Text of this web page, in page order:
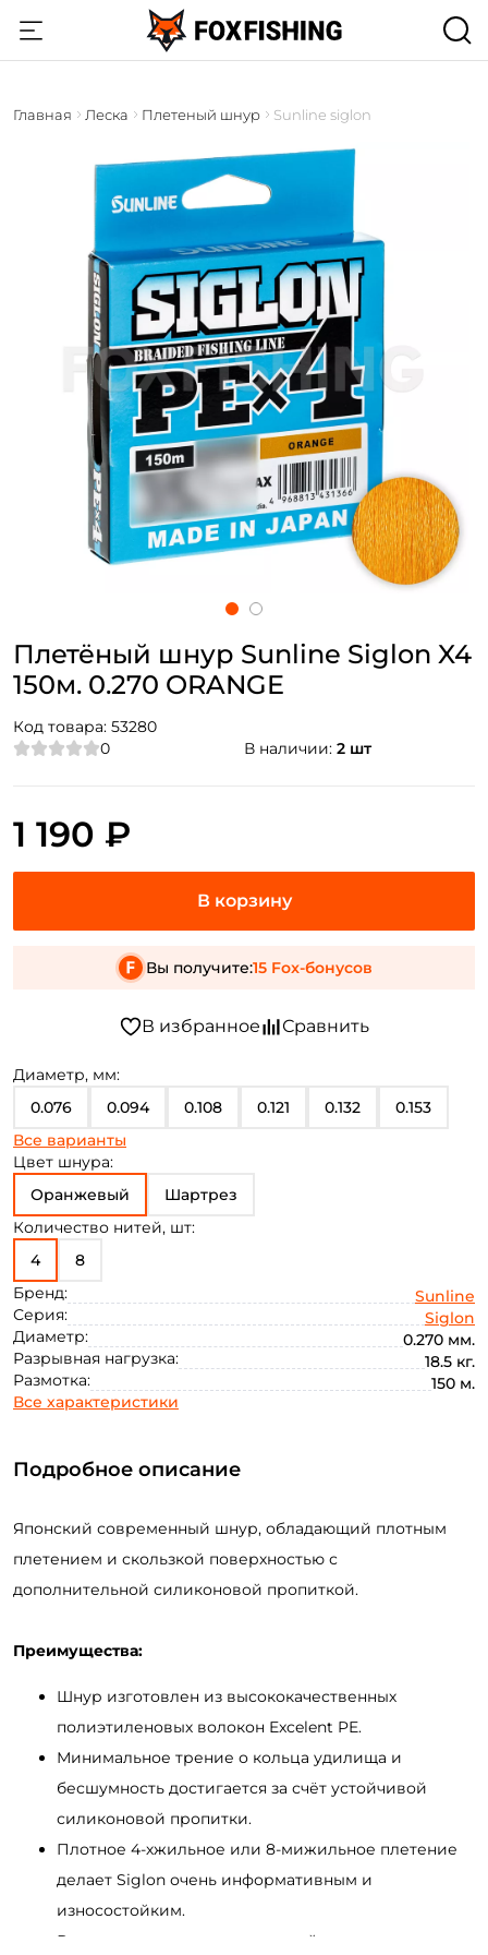
Главная Леска Плетеный шнур Sunline siglon
Плетёный шнур Sunline Siglon X4
150м. 0.270 ORANGE
Код товара: 53280
0
В наличии: 2 шт
Диаметр, мм:
0.076
0.094 0.108 0.121 0.132 0.153
0.171 0.187
0.270 0.296
Все варианты
Цвет шнура:
Оранжевый
Шартрез
Количество нитей, шт:
4
8
Бренд:
Sunline
Серия:
Siglon
Диаметр:
0.270 мм.
Разрывная нагрузка:
18.5 кг.
Размотка:
150 м.
Все характеристики
1 190 ₽
Вы получите:15 Fox-бонусов
Подробное описание
Японский современный шнур, обладающий плотным
плетением и скользкой поверхностью с
дополнительной силиконовой пропиткой.
Преимущества:
Шнур изготовлен из высококачественных
полиэтиленовых волокон Excelent PE.
Минимальное трение о кольца удилища и
бесшумность достигается за счёт устойчивой
силиконовой пропитки.
Плотное 4-хжильное или 8-мижильное плетение
делает Siglon очень информативным и
износостойким.
Высокие показатели разрывной нагрузки даже на